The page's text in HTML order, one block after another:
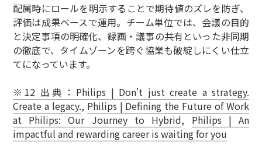
配属時にロールを明示することで期待値のズレを防ぎ、
評価は成果ベースで運用。チーム単位では、会議の目的
と決定事項の明確化、録画・議事の共有といった非同期
の徹底で、タイムゾーンを跨ぐ協業も破綻しにくい仕立
てになっています。
※12 出典：Philips | Don't just create a strategy.
Create a legacy., Philips | Defining the Future of Work
at Philips: Our Journey to Hybrid, Philips | An
impactful and rewarding career is waiting for you